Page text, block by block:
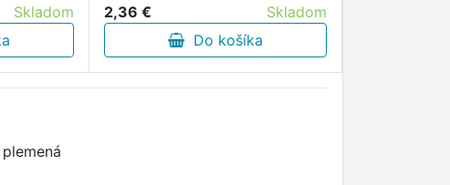
Skladom
2,36 €
Skladom
Do košíka